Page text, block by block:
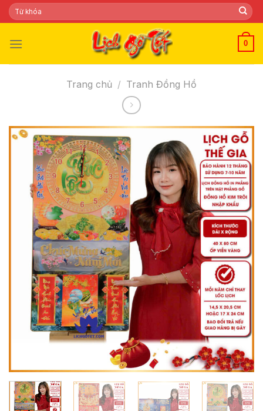
Skip
to
Tìm
kiếm:
0
Trang chủ / Tranh Đồng Hồ